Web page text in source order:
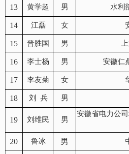
13 黄学超 男 水利
14 江磊 女
15 晋胜国 男
16 李士杨 男 安徽仁
17 李友菊 女
18 刘 兵 男
19 刘维民 男
安徽省电力公
20 鲁冰 男